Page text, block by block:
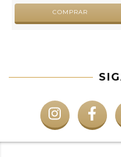
COMPRAR